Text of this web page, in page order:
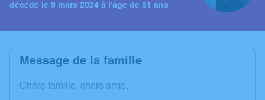
décédé le 9 mars 2024 à l'âge de 51 ans
Message de la famille
Chère famille, chers amis,